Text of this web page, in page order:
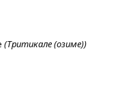
(Тритикале (озиме))